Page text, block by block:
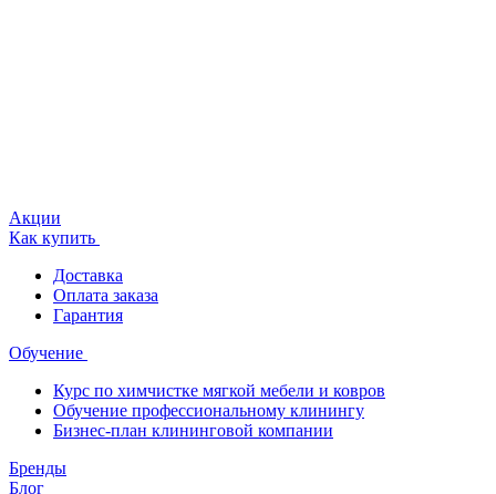
Акции
Как купить
Доставка
Оплата заказа
Гарантия
Обучение
Курс по химчистке мягкой мебели и ковров
Обучение профессиональному клинингу
Бизнес-план клининговой компании
Бренды
Блог